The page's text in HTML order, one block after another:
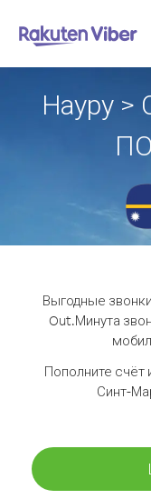
Науру >
Выгодные
Out.Минута
Пополните счёт
Синт-